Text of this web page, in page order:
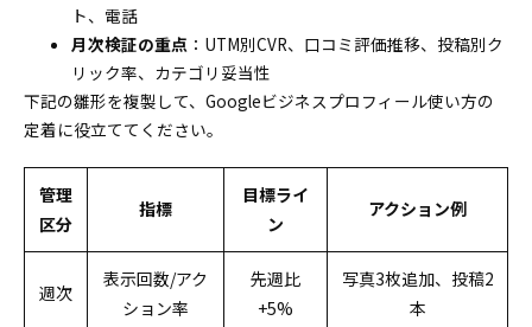
ト、電話
月次検証の重点 ：UTM別CVR、口コミ評価推移、投稿別ク
リック率、カテゴリ妥当性
下記の雛形を複製して、Googleビジネスプロフィール使い方の
定着に役立ててください。
管理
区分
指標
目標ライ
ン
アクション例
週次
表示回数/アク
ション率
先週比
+5%
写真3枚追加、投稿2
本